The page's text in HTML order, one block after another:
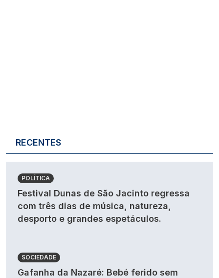
RECENTES
POLÍTICA
Festival Dunas de São Jacinto regressa
com três dias de música, natureza,
desporto e grandes espetáculos.
SOCIEDADE
Gafanha da Nazaré: Bebé ferido sem